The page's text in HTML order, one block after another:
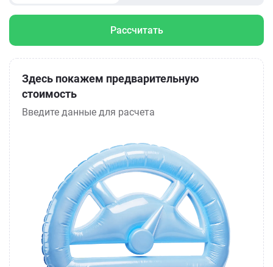
Рассчитать
Здесь покажем предварительную
стоимость
Введите данные для расчета